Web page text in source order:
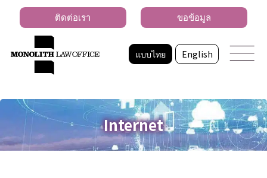
แบบไทย English
ติดต่อเรา ขอข้อมูล
Internet